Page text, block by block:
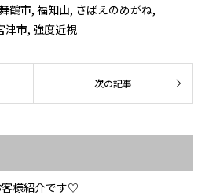
舞鶴市, 福知山, さばえのめがね,
津市, 強度近視
客様紹介です♡